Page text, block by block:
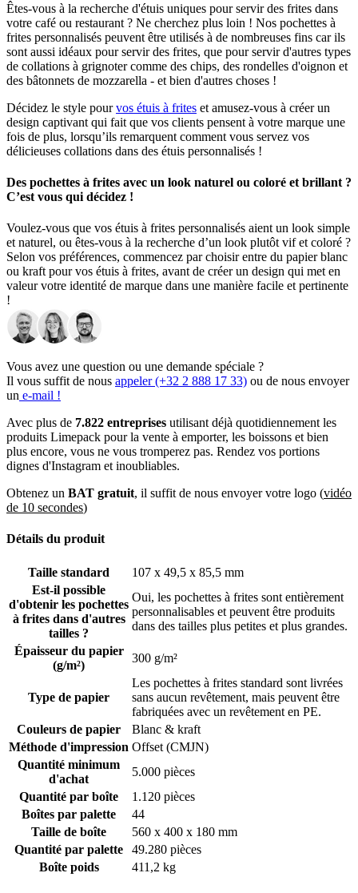
Êtes-vous à la recherche d'étuis uniques pour servir des frites dans
votre café ou restaurant ? Ne cherchez plus loin ! Nos pochettes à
frites personnalisés peuvent être utilisés à de nombreuses fins car ils
sont aussi idéaux pour servir des frites, que pour servir d'autres types
de collations à grignoter comme des chips, des rondelles d'oignon et
des bâtonnets de mozzarella - et bien d'autres choses !
Décidez le style pourvos étuis à frites et amusez-vous à créer un
design captivant qui fait que vos clients pensent à votre marque une
fois de plus, lorsqu’ils remarquent comment vous servez vos
délicieuses collations dans des étuis personnalisés !
Des pochettes à frites avec un look naturel ou coloré et brillant ?
C’est vous qui décidez !
Voulez-vous que vos étuis à frites personnalisés aient un look simple
et naturel, ou êtes-vous à la recherche d’un look plutôt vif et coloré ?
Selon vos préférences, commencez par choisir entre du papier blanc
ou kraft pour vos étuis à frites, avant de créer un design qui met en
valeur votre identité de marque dans une manière facile et pertinente
!
Nous produisons nos étuis à frites en carton blanc par défaut, car
cela permet de nombreuses possibilités d'impression avec des
recommandons d'opter pour les étuis à frites blancs si vous préférez
un look coloré et brillant. Le papier kraft est idéal si vous trouvez
qu’un look plutôt naturel convient mieux à votre marque.
Si vous voulez aller jusqu’au bout, il est également possible de faire
imprimer votre design à l'intérieur de vos étuis à frites, mais
n'oubliez pas que cela entraîne un coût supplémentaire.
vous permet de libérer votre créativité et choisir autant de couleurs
que vous souhaitez pour votre design - sans frais supplémentaires !
garantit une impression de haute qualité, et assure que les premiers
Étui à frites revêtus de PE pour une meilleure résistance à la
graisse
étuis à frites
recyclables sont produits sans revêtement PE, mais
ils sont toujours résistants à la graisse et naturellement adaptés aux
aliments. Cependant, si vous souhaitez utiliser les étuis à frites pour
des frites au fromage, ou en général pour des aliments plus gras,
nous proposons également des étuis à frites avec un revêtement de
plastique PE. Avec un revêtement PE sur vos étuis à frites, vous
n'aurez plus à vous soucier d’une fuite éventuelle qui pourrait gâcher
l'expérience de vos clients.
Étuis à frites personnalisés et disponibles en exactement la taille
que vous recherchez
L’étui à frites standard est produit en des dimensions suivantes : 10,7
cm de hauteur, 4,95 cm de profondeur et 8,5 cm de largeur. Pas la
taille que vous recherchez ? Aucune raison de paniquer ! Nos étuis à
frites sont entièrement personnalisables par rapport à la taille et
peuvent être produits dans exactement la taille que vous trouvez
Vous avez une question ou une demande spéciale ?
Il vous suffit de nous appeler (+32 2 888 17 33) ou de nous envoyer
un e-mail !
Avec plus de 7.822 entreprises utilisant déjà quotidiennement les
produits Limepack pour la vente à emporter, les boissons et bien
plus encore, vous ne vous tromperez pas. Rendez vos portions
dignes d'Instagram et inoubliables.
Obtenez un BAT gratuit, il suffit de nous envoyer votre logo (vidéo
de 10 secondes)
Détails du produit
Taille standard
107 x 49,5 x 85,5 mm
Est-il possible
d'obtenir les pochettes
à frites dans d'autres
tailles ?
Oui, les pochettes à frites sont entièrement
personnalisables et peuvent être produits
dans des tailles plus petites et plus grandes.
Épaisseur du papier
(g/m²)
300 g/m²
Type de papier
Les pochettes à frites standard sont livrées
sans aucun revêtement, mais peuvent être
fabriquées avec un revêtement en PE.
Couleurs de papier
Blanc & kraft
Méthode d'impression Offset (CMJN)
Quantité minimum
d'achat
5.000 pièces
Quantité par boîte
1.120 pièces
Boîtes par palette
44
Taille de boîte
560 x 400 x 180 mm
Quantité par palette
49.280 pièces
Boîte poids
411,2 kg